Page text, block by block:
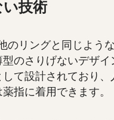
技術
のリングと同じよう
のさりげないデザイ
て設計されており、
指に着用できます。